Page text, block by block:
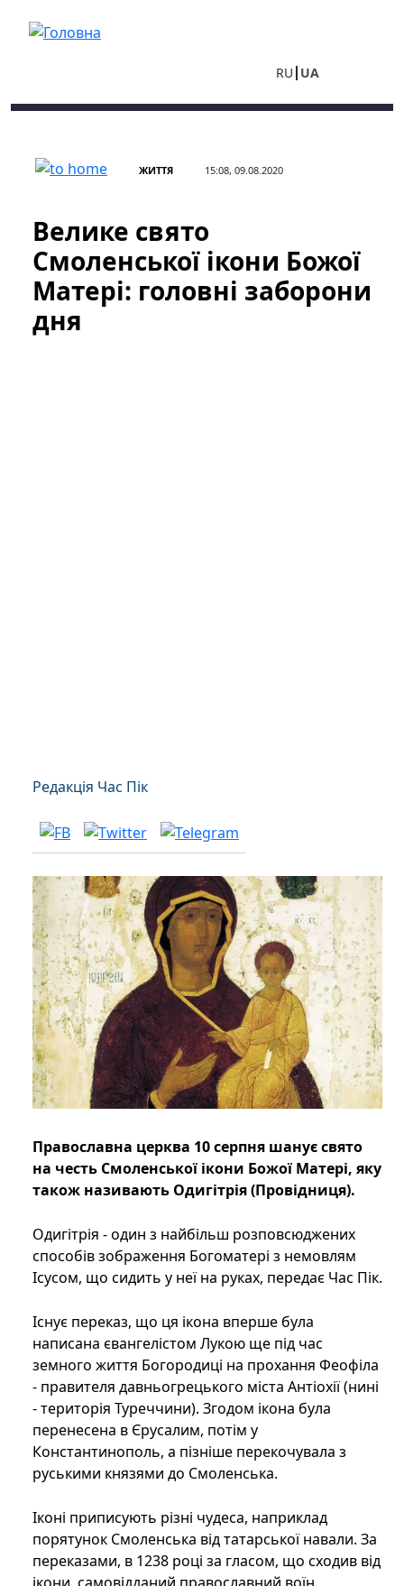
RU UA
ЖИТТЯ 15:08, 09.08.2020
Велике свято
Смоленської ікони Божої
Матері: головні заборони
дня
Редакція Час Пік
Православна церква 10 серпня шанує свято
на честь Смоленської ікони Божої Матері, яку
також називають Одигітрія (Провідниця).
Одигітрія - один з найбільш розповсюджених
способів зображення Богоматері з немовлям
Ісусом, що сидить у неї на руках, передає Час Пік.
Існує переказ, що ця ікона вперше була
написана євангелістом Лукою ще під час
земного життя Богородиці на прохання Феофіла
- правителя давньогрецького міста Антіохії (нині
- територія Туреччини). Згодом ікона була
перенесена в Єрусалим, потім у
Константинополь, а пізніше перекочувала з
руськими князями до Смоленська.
Іконі приписують різні чудеса, наприклад
порятунок Смоленська від татарської навали. За
переказами, в 1238 році за гласом, що сходив від